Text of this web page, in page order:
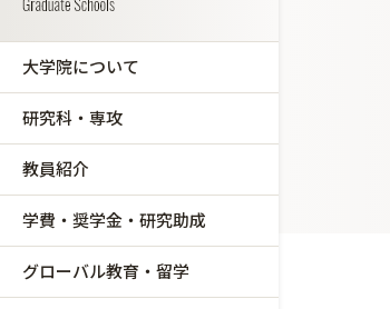
大学院について
研究科・専攻
教員紹介
学費・奨学金・研究助成
グローバル教育・留学